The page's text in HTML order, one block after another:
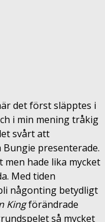
det först släpptes i
i min mening tråkig
svårt att
presenterade.
hade lika mycket
Med tiden
någonting betydligt
Kingförändrade
så mycket